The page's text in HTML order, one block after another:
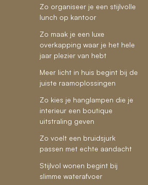
Zo organiseer je een stijlvolle
lunch op kantoor
Zo maak je een luxe
overkapping waar je het hele
jaar plezier van hebt
Meer licht in huis begint bij de
juiste raamoplossingen
Zo kies je hanglampen die je
interieur een boutique
uitstraling geven
Zo voelt een bruidsjurk
passen met echte aandacht
Stijlvol wonen begint bij
slimme waterafvoer